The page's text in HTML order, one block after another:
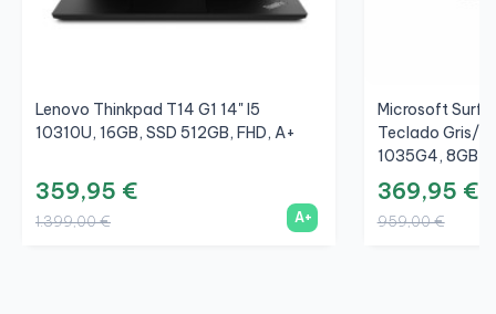
Lenovo Thinkpad T14 G1 14" I5
10310U, 16GB, SSD 512GB, FHD, A+
359,95 €
1.399,00 € A+
Microsoft
Teclado Gris/
1035G4, 8GB,
369,95 €
959,00 €